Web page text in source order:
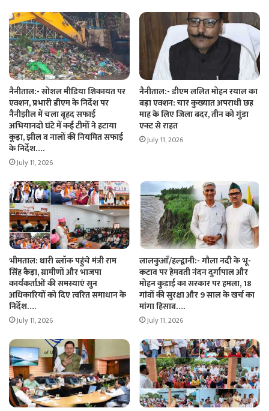
नैनीताल:- सोशल मीडिया शिकायत पर
एक्शन, प्रभारी डीएम के निर्देश पर
नैनीझील में चला बृहद सफाई
अभियानदो घंटे में कई टीमों ने हटाया
कूड़ा, झील व नालों की नियमित सफाई
के निर्देश….
July 11, 2026
नैनीताल:- डीएम ललित मोहन रयाल का
बड़ा एक्शन: चार कुख्यात अपराधी छह
माह के लिए जिला बदर, तीन को गुंडा
एक्ट से राहत
July 11, 2026
भीमताल: धारी ब्लॉक पहुंचे मंत्री राम
सिंह कैड़ा, ग्रामीणों और भाजपा
कार्यकर्ताओं की समस्याएं सुन
अधिकारियों को दिए त्वरित समाधान के
निर्देश….
July 11, 2026
लालकुआँ/हल्द्वानी:- गौला नदी के भू-
कटाव पर हेमवती नंदन दुर्गापाल और
मोहन कुड़ाई का सरकार पर हमला, 18
गांवों की सुरक्षा और 9 साल के खर्च का
मांगा हिसाब….
July 11, 2026